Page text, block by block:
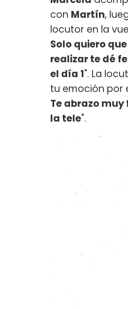
con Martín,
locutor en la
Solo quiero
realizar te dé
el día 1". La
tu emoción por
Te abrazo
la tele".